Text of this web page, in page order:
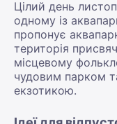
Цілий день
одному із
пропонує
територія
місцевому
чудовим парком
екзотикою.